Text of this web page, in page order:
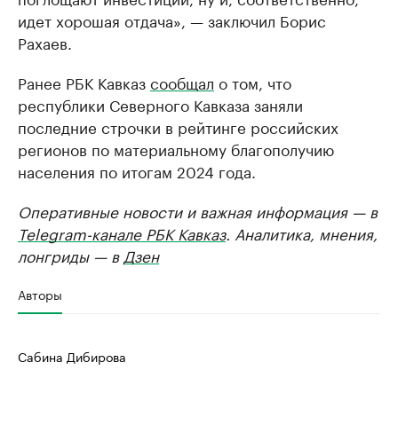
идет хорошая отдача», — заключил Борис
Рахаев.
Ранее РБК Кавказсообщал о том, что
республики Северного Кавказа заняли
последние строчки в рейтинге российских
регионов по материальному благополучию
населения по итогам 2024 года.
Оперативные новости и важная информация — в
Telegram-канале РБК Кавказ. Аналитика, мнения,
лонгриды — в Дзен
Авторы
Сабина Дибирова